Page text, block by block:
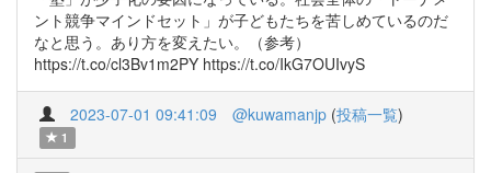
ント競争マインドセット」が子どもたちを苦しめているのだ
なと思う。あり方を変えたい。（参考）
https://t.co/cl3Bv1m2PY https://t.co/IkG7OUIvyS
2023-07-01 09:41:09 @kuwamanjp (投稿一覧)
1